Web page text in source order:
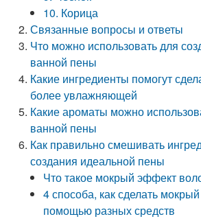
10. Корица
Связанные вопросы и ответы
Что можно использовать для
ванной пены
Какие ингредиенты помогут
более увлажняющей
Какие ароматы можно
ванной пены
Как правильно смешивать
создания идеальной пены
Что такое мокрый эффект
4 способа, как сделать
помощью разных средств